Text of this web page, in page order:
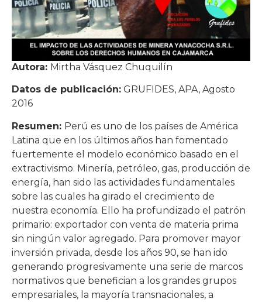
Autora: Mirtha Vásquez Chuquilín
Datos de publicación: GRUFIDES, APA, Agosto
2016
Resumen: Perú es uno de los países de América
Latina que en los últimos años han fomentado
fuertemente el modelo económico basado en el
extractivismo. Minería, petróleo, gas, producción de
energía, han sido las actividades fundamentales
sobre las cuales ha girado el crecimiento de
nuestra economía. Ello ha profundizado el patrón
primario: exportador con venta de materia prima
sin ningún valor agregado. Para promover mayor
inversión privada, desde los años 90, se han ido
generando progresivamente una serie de marcos
normativos que benefician a los grandes grupos
empresariales, la mayoría transnacionales, a